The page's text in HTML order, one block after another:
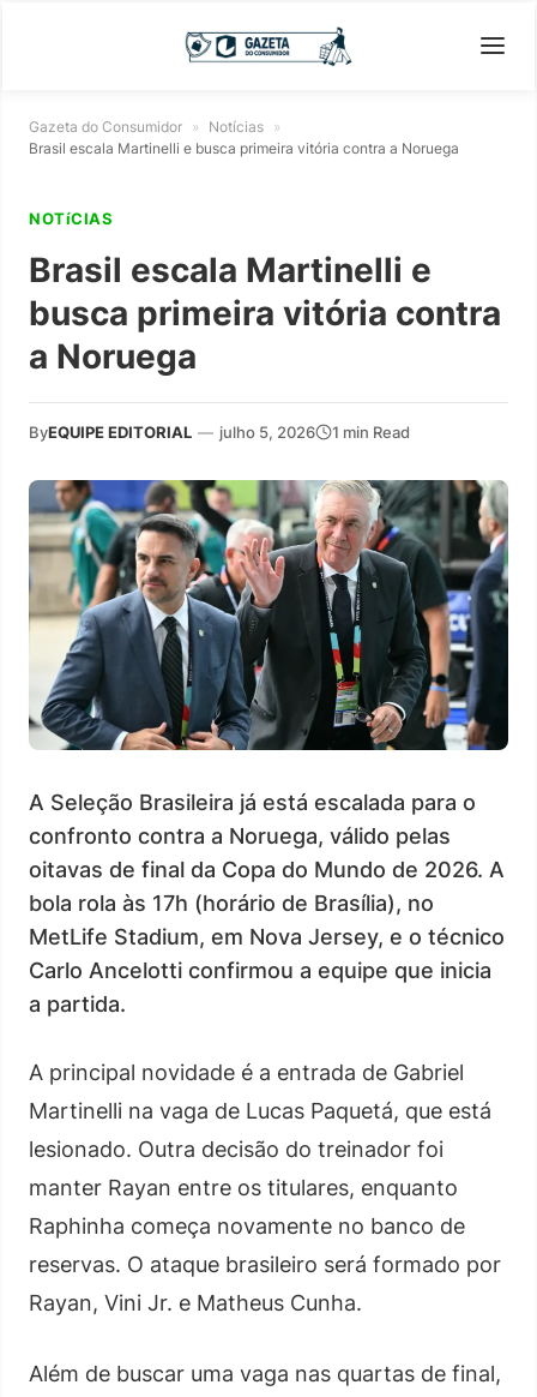
Gazeta do Consumidor » Notícias »
Brasil escala Martinelli e busca primeira vitória contra a Noruega
NOTíCIAS
Brasil escala Martinelli e
busca primeira vitória contra
a Noruega
ByEQUIPE EDITORIAL — julho 5, 2026 1 min Read
A Seleção Brasileira já está escalada para o
confronto contra a Noruega, válido pelas
oitavas de final da Copa do Mundo de 2026. A
bola rola às 17h (horário de Brasília), no
MetLife Stadium, em Nova Jersey, e o técnico
Carlo Ancelotti confirmou a equipe que inicia
a partida.
A principal novidade é a entrada de Gabriel
Martinelli na vaga de Lucas Paquetá, que está
lesionado. Outra decisão do treinador foi
manter Rayan entre os titulares, enquanto
Raphinha começa novamente no banco de
reservas. O ataque brasileiro será formado por
Rayan, Vini Jr. e Matheus Cunha.
Além de buscar uma vaga nas quartas de final,